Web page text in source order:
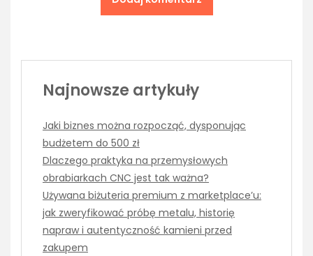
Najnowsze artykuły
Jaki biznes można rozpocząć, dysponując
budżetem do 500 zł
Dlaczego praktyka na przemysłowych
obrabiarkach CNC jest tak ważna?
Używana biżuteria premium z marketplace’u:
jak zweryfikować próbę metalu, historię
napraw i autentyczność kamieni przed
zakupem